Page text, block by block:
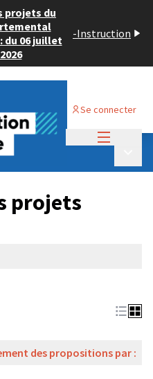
projets du
du 06 juillet
-Instruction
Se connecter
projets
des propositions par :